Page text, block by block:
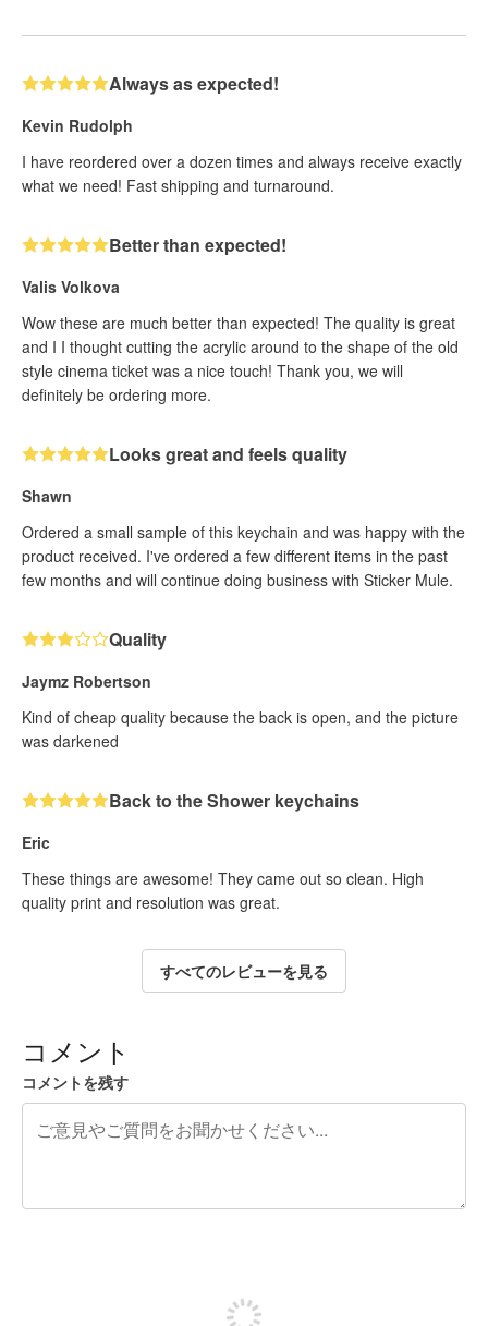
Always as expected!
Kevin Rudolph
I have reordered over a dozen times and always receive exactly
what we need! Fast shipping and turnaround.
Better than expected!
Valis Volkova
Wow these are much better than expected! The quality is great
and I I thought cutting the acrylic around to the shape of the old
style cinema ticket was a nice touch! Thank you, we will
definitely be ordering more.
Looks great and feels quality
Shawn
Ordered a small sample of this keychain and was happy with the
product received. I've ordered a few different items in the past
few months and will continue doing business with Sticker Mule.
Quality
Jaymz Robertson
Kind of cheap quality because the back is open, and the picture
was darkened
Back to the Shower keychains
Eric
These things are awesome! They came out so clean. High
quality print and resolution was great.
すべてのレビューを見る
コメント
コメントを残す